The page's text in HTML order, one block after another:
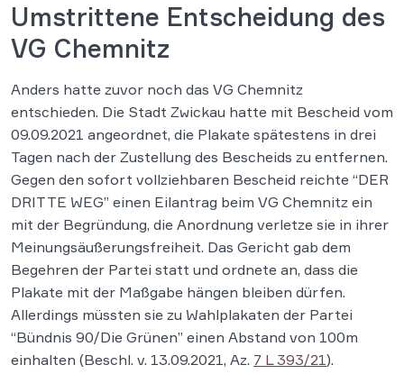
Umstrittene Entscheidung des
VG Chemnitz
Anders hatte zuvor noch das VG Chemnitz
entschieden. Die Stadt Zwickau hatte mit Bescheid vom
09.09.2021 angeordnet, die Plakate spätestens in drei
Tagen nach der Zustellung des Bescheids zu entfernen.
Gegen den sofort vollziehbaren Bescheid reichte “DER
DRITTE WEG” einen Eilantrag beim VG Chemnitz ein
mit der Begründung, die Anordnung verletze sie in ihrer
Meinungsäußerungsfreiheit. Das Gericht gab dem
Begehren der Partei statt und ordnete an, dass die
Plakate mit der Maßgabe hängen bleiben dürfen.
Allerdings müssten sie zu Wahlplakaten der Partei
“Bündnis 90/Die Grünen” einen Abstand von 100m
einhalten (Beschl. v. 13.09.2021, Az. 7 L 393/21).